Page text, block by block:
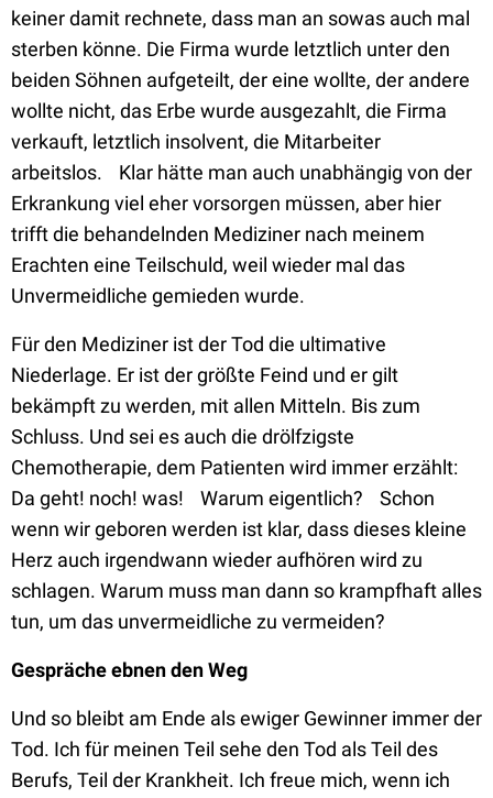
keiner damit rechnete, dass man an sowas auch mal
sterben könne. Die Firma wurde letztlich unter den
beiden Söhnen aufgeteilt, der eine wollte, der andere
wollte nicht, das Erbe wurde ausgezahlt, die Firma
verkauft, letztlich insolvent, die Mitarbeiter
arbeitslos. Klar hätte man auch unabhängig von der
Erkrankung viel eher vorsorgen müssen, aber hier
trifft die behandelnden Mediziner nach meinem
Erachten eine Teilschuld, weil wieder mal das
Unvermeidliche gemieden wurde.
Für den Mediziner ist der Tod die ultimative
Niederlage. Er ist der größte Feind und er gilt
bekämpft zu werden, mit allen Mitteln. Bis zum
Schluss. Und sei es auch die drölfzigste
Chemotherapie, dem Patienten wird immer erzählt:
Da geht! noch! was! Warum eigentlich? Schon
wenn wir geboren werden ist klar, dass dieses kleine
Herz auch irgendwann wieder aufhören wird zu
schlagen. Warum muss man dann so krampfhaft alles
tun, um das unvermeidliche zu vermeiden?
Gespräche ebnen den Weg
Und so bleibt am Ende als ewiger Gewinner immer der
Tod. Ich für meinen Teil sehe den Tod als Teil des
Berufs, Teil der Krankheit. Ich freue mich, wenn ich